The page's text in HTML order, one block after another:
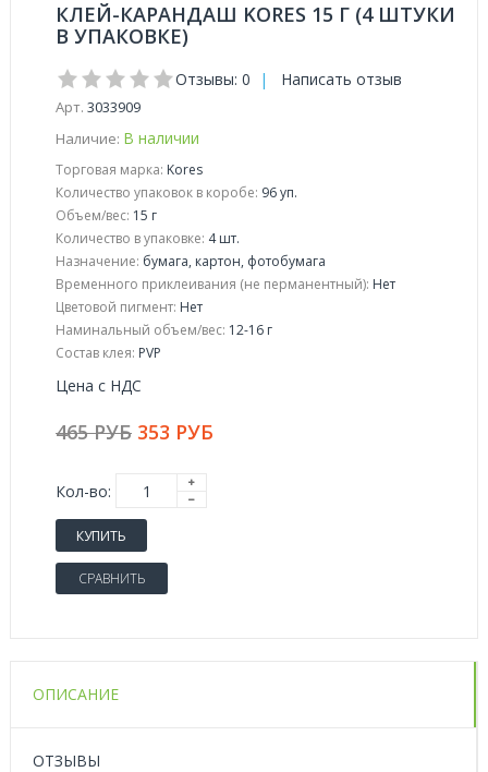
КЛЕЙ-КАРАНДАШ KORES 15 Г (4 ШТУКИ
В УПАКОВКЕ)
Отзывы: 0 | Написать отзыв
Арт. 3033909
Наличие: В наличии
Торговая марка: Kores
Количество упаковок в коробе: 96 уп.
Объем/вес: 15 г
Количество в упаковке: 4 шт.
Назначение: бумага, картон, фотобумага
Временного приклеивания (не перманентный): Нет
Цветовой пигмент: Нет
Наминальный объем/вес: 12-16 г
Состав клея: PVP
Цена с НДС
465 РУБ 353 РУБ
Кол-во:
КУПИТЬ
СРАВНИТЬ
ОПИСАНИЕ
ОТЗЫВЫ